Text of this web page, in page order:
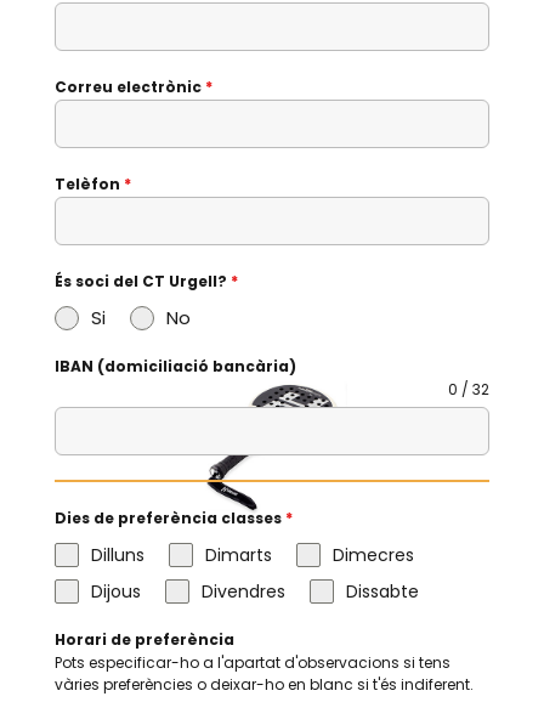
Correu electrònic *
Telèfon *
És soci del CT Urgell? *
Si No
IBAN (domiciliació bancària)
0 / 32
Dies de preferència classes *
Dilluns Dimarts
Dimecres
Dijous
Divendres Dissabte
Horari de preferència
Pots especificar-ho a l'apartat d'observacions si tens
vàries preferències o deixar-ho en blanc si t'és indiferent.